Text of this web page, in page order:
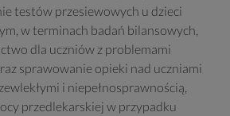
testów przesiewowych u dzieci
w terminach badań bilansowych,
dla uczniów z problemami
sprawowanie opieki nad uczniami
i niepełnosprawnością,
przedlekarskiej w przypadku